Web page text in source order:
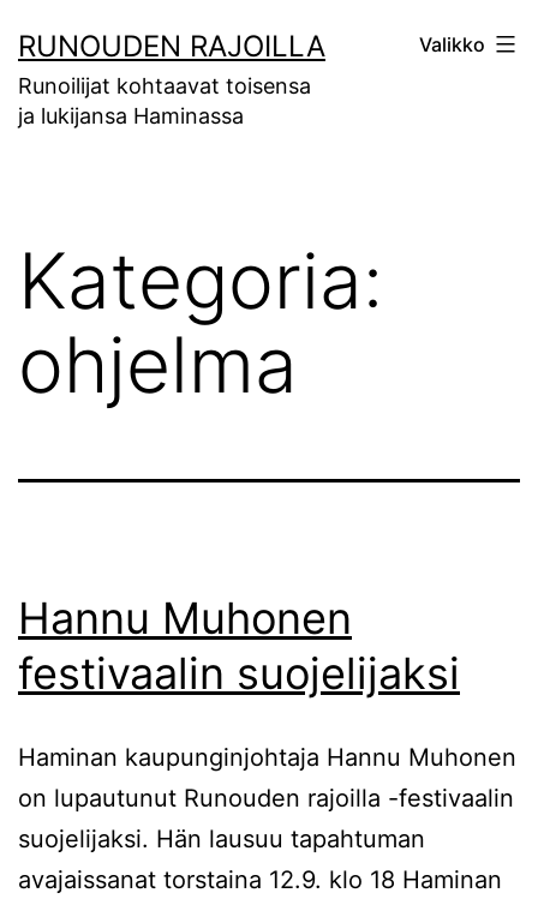
sisältöön
RUNOUDEN RAJOILLA
Runoilijat kohtaavat toisensa
ja lukijansa Haminassa
Valikko
Kategoria:
ohjelma
Hannu Muhonen
festivaalin suojelijaksi
Haminan kaupunginjohtaja Hannu Muhonen
on lupautunut Runouden rajoilla -festivaalin
suojelijaksi. Hän lausuu tapahtuman
avajaissanat torstaina 12.9. klo 18 Haminan